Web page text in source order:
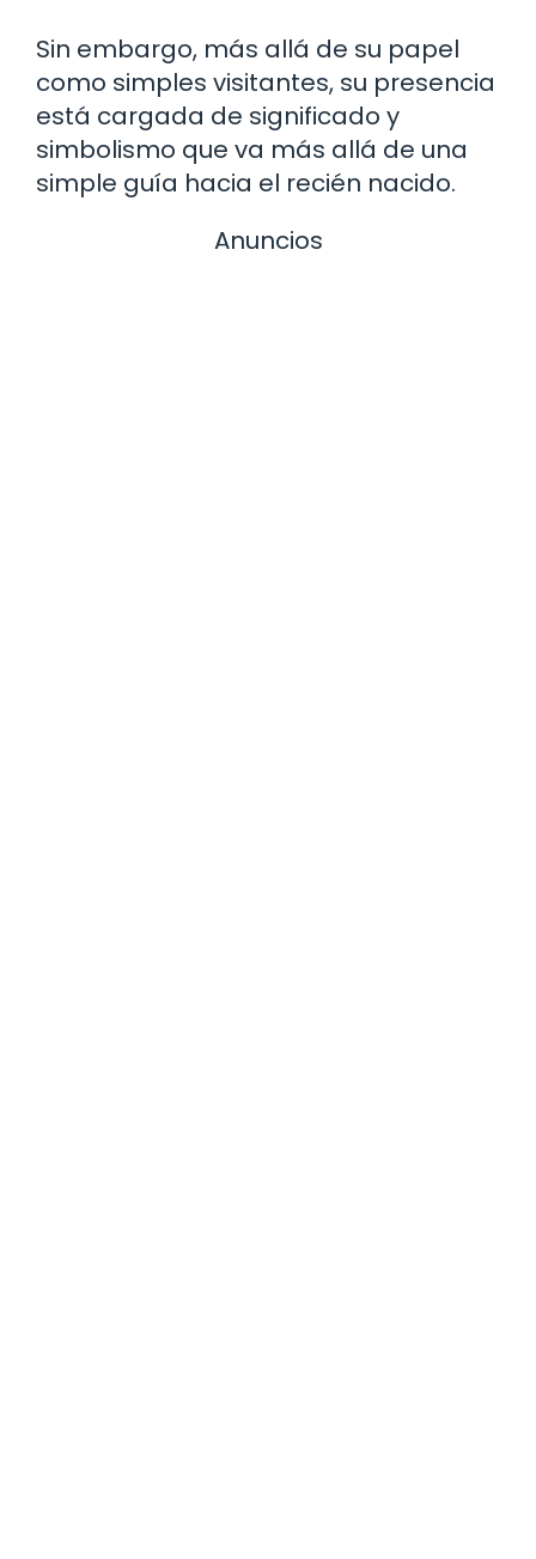
Sin embargo, más allá de su papel
como simples visitantes, su presencia
está cargada de significado y
simbolismo que va más allá de una
simple guía hacia el recién nacido.
Anuncios